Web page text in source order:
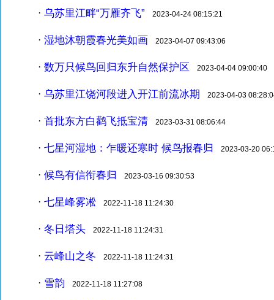
· 乌苏里江畔“万雁齐飞” 2023-04-24 08:15:21
· 湿地沐朝霞春光美如画 2023-04-07 09:43:06
· 数万只候鸟回归东升自然保护区 2023-04-04 09:00:40
· 乌苏里江饶河段进入开江前流冰期 2023-04-03
· 首批东方白鹳飞抵宝清 2023-03-31 08:06:44
· 七星河湿地：乍暖还寒时 候鸟报春归 2023-03-20
· 候鸟有信衔春归 2023-03-16 09:30:53
· 七星峰雾凇 2022-11-18 11:24:30
· 冬日塔头 2022-11-18 11:24:31
· 云峰山之冬 2022-11-18 11:24:31
· 雪韵 2022-11-18 11:27:08